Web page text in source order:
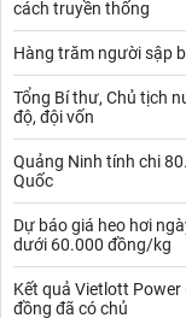
cách truyền thống
Hàng trăm người sập
Tổng Bí thư, Chủ tịch
độ, đội vốn
Quảng Ninh tính chi
Quốc
Dự báo giá heo hơi
dưới 60.000 đồng/kg
Kết quả Vietlott
đồng đã có chủ